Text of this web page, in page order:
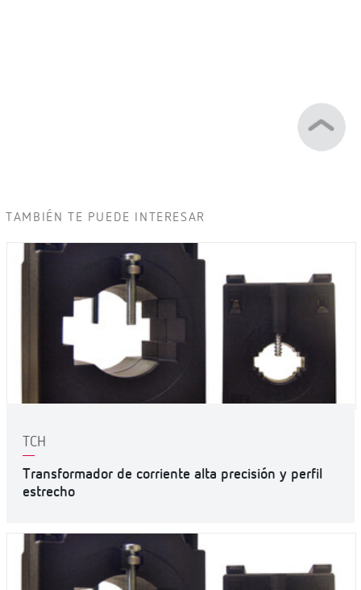
TAMBIÉN TE PUEDE INTERESAR
TCH
Transformador de corriente alta precisión y perfil
estrecho